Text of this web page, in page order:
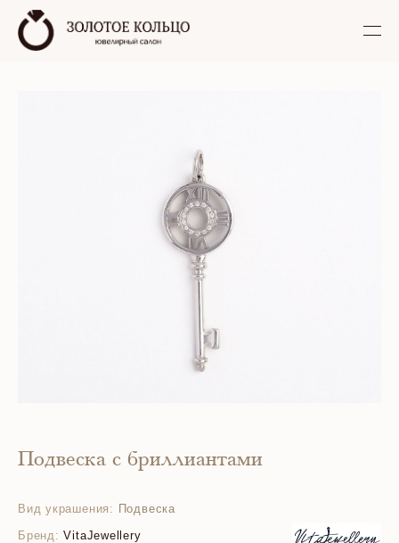
Подвеска с бриллиантами
Вид украшения: Подвеска
Бренд: VitaJewellery